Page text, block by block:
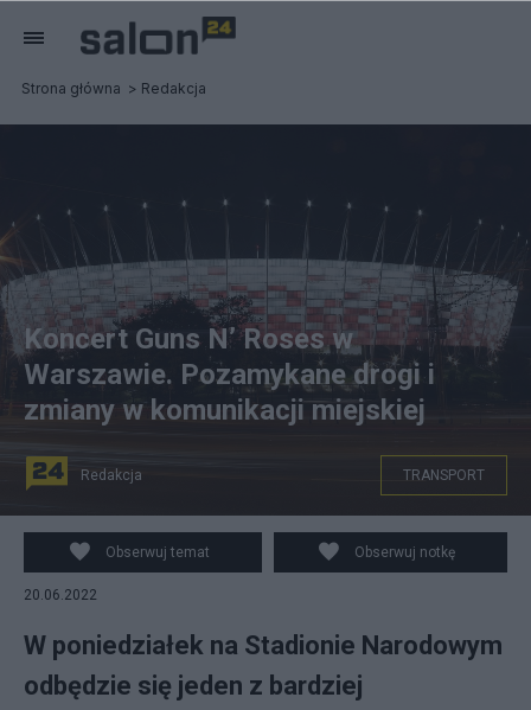
Strona główna Redakcja
Kierowcy i podróżujący w Warszawie, a przede
wszystkim w okolicach Stadionu Narodowego muszą
uzbroić się w cierpliwość. Źródło:
commons.wikimedia.org
Koncert Guns N’ Roses w
Warszawie. Pozamykane drogi i
zmiany w komunikacji miejskiej
Redakcja TRANSPORT
Obserwuj temat Obserwuj notkę
20.06.2022
W poniedziałek na Stadionie Narodowym
odbędzie się jeden z bardziej